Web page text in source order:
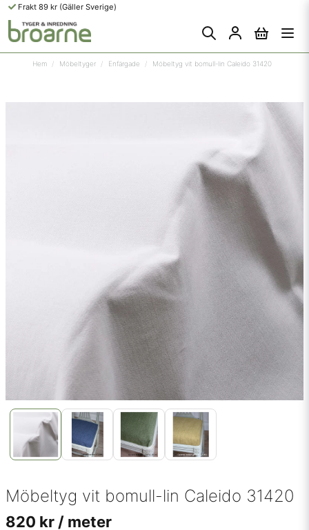
Frakt 89 kr (Gäller Sverige)
Hem Möbeltyger Enfärgade Möbeltyg vit bomull-lin Caleido 31420
Möbeltyg vit bomull-lin Caleido 31420
820 kr / meter